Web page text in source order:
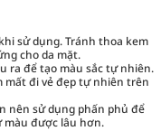
sử dụng. Tránh thoa kem
cho da mặt.
ra để tạo màu sắc tự nhiên.
mất đi vẻ đẹp tự nhiên trên
nên sử dụng phấn phủ để
màu được lâu hơn.